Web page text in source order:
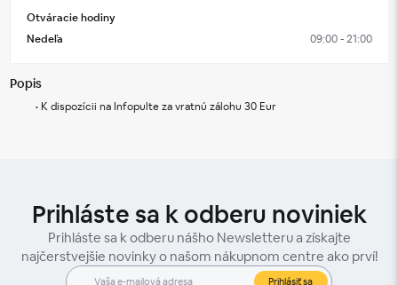
Popis
K dispozícii na Infopulte za vratnú zálohu 30 Eur
Otváracie hodiny
Nedeľa
09:00 - 21:00
Prihláste sa k odberu noviniek
Prihláste sa k odberu nášho Newsletteru a získajte
najčerstvejšie novinky o našom nákupnom centre ako prví!
Prihlásiť sa